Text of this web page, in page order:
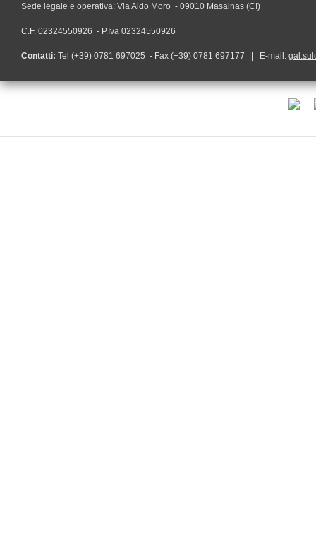
Sede legale e operativa: Via Aldo Moro - 09010 Masainas (CI)
C.F. 02324550926 - P.Iva 02324550926
Contatti: Tel (+39) 0781 697025 - Fax (+39) 0781 697177 || E-mail: